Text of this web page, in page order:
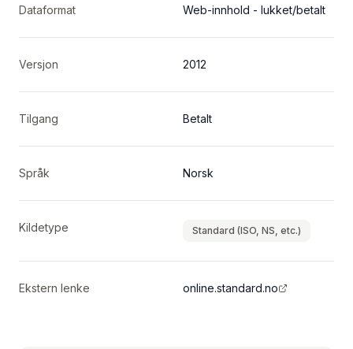
Dataformat Web-innhold - lukket/betalt
Versjon 2012
Tilgang Betalt
Språk Norsk
Kildetype Standard (ISO, NS, etc.)
Ekstern lenke online.standard.no